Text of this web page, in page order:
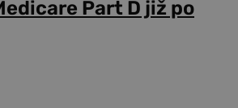
Part D již po